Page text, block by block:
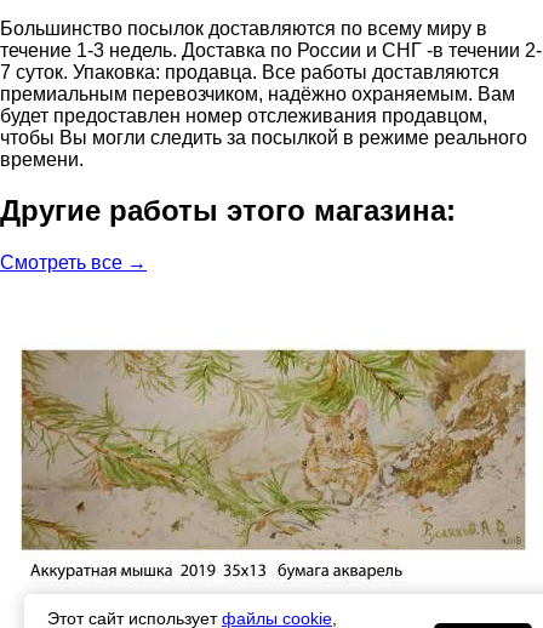
Большинство посылок доставляются по всему миру в
течение 1-3 недель. Доставка по России и СНГ -в течении 2-
7 суток. Упаковка: продавца. Все работы доставляются
премиальным перевозчиком, надёжно охраняемым. Вам
будет предоставлен номер отслеживания продавцом,
чтобы Вы могли следить за посылкой в режиме реального
времени.
Другие работы этого магазина:
Смотреть все →
Этот сайт используетфайлы cookie